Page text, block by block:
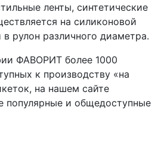
ленты, синтетические
на силиконовой
рулон различного диаметра.
ФАВОРИТ более 1000
к производству «на
на нашем сайте
популярные и общедоступные